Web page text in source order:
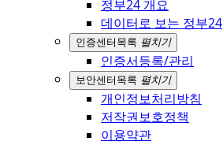
정부24 개요
데이터로 보는 정부24
인증센터 목록 펼치기
인증서등록/관리
보안센터 목록 펼치기
개인정보처리방침
저작권보호정책
이용약관